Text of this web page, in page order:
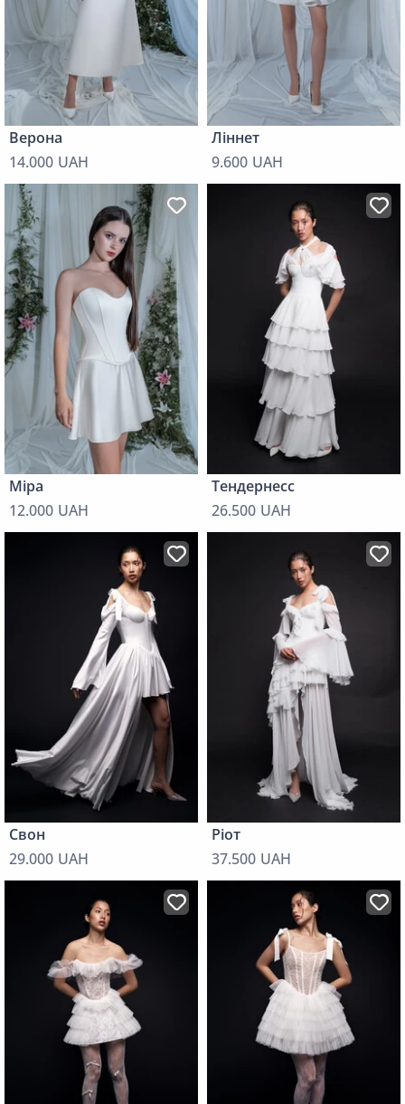
Верона
14.000 UAH
Ліннет
9.600 UAH
Міра
12.000 UAH
Тендернесс
26.500 UAH
Свон
29.000 UAH
Ріот
37.500 UAH